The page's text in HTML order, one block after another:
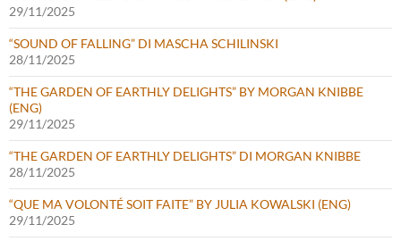
29/11/2025
“SOUND OF FALLING” DI MASCHA SCHILINSKI
28/11/2025
“THE GARDEN OF EARTHLY DELIGHTS” BY MORGAN KNIBBE
(ENG)
29/11/2025
“THE GARDEN OF EARTHLY DELIGHTS” DI MORGAN KNIBBE
28/11/2025
“QUE MA VOLONTÉ SOIT FAITE” BY JULIA KOWALSKI (ENG)
29/11/2025